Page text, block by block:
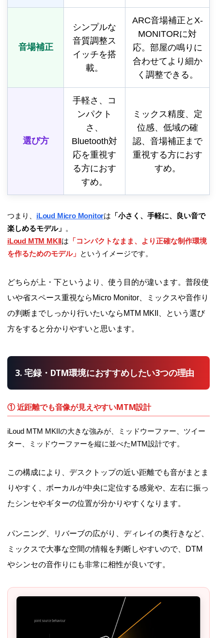
音場補正
シンプルな
音質調整ス
イッチを搭
載。
ARC音場補正とX-
MONITORに対
応。部屋の鳴りに
合わせてより細か
く調整できる。
選び方
手軽さ、コ
ンパクト
さ、
Bluetooth対
応を重視す
る方におす
すめ。
ミックス精度、定
位感、低域の確
認、音場補正まで
重視する方におす
すめ。
つまり、 iLoud Micro Monitorは 「小さく、手軽に、良い音で
楽しめるモデル」
。
iLoud MTM MKII は 「コンパクトなまま、より正確な制作環境
を作るためのモデル」
というイメージです。
どちらが上・下というより、使う目的が違います。普段使
いや省スペース重視ならMicro Monitor、ミックスや音作り
の判断までしっかり行いたいならMTM MKII、という選び
方をすると分かりやすいと思います。
3. 宅録・DTM環境におすすめしたい3つの理由
① 近距離でも音像が見えやすいMTM設計
iLoud MTM MKIIの大きな強みが、ミッドウーファー、ツイー
ター、ミッドウーファーを縦に並べたMTM設計です。
この構成により、デスクトップの近い距離でも音がまとま
りやすく、ボーカルが中央に定位する感覚や、左右に振っ
たシンセやギターの位置が分かりやすくなります。
パンニング、リバーブの広がり、ディレイの奥行きなど、
ミックスで大事な空間の情報を判断しやすいので、DTM
やシンセの音作りにも非常に相性が良いです。